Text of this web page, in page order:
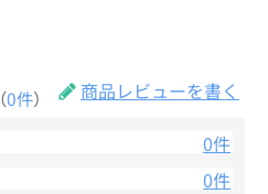
（0件）
商品レビューを書く
0件
0件